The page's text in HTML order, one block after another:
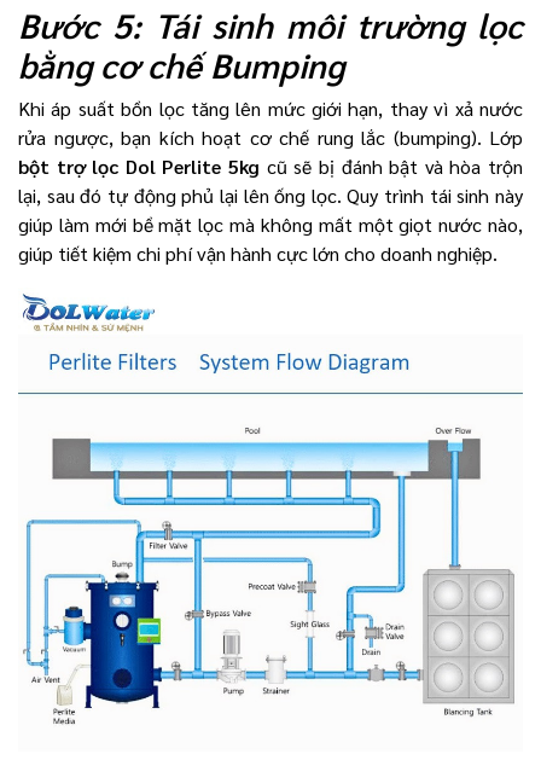
Bước 5: Tái sinh môi trường lọc
bằng cơ chế Bumping
Khi áp suất bồn lọc tăng lên mức giới hạn, thay vì xả nước
rửa ngược, bạn kích hoạt cơ chế rung lắc (bumping). Lớp
bột trợ lọc Dol Perlite 5kg cũ sẽ bị đánh bật và hòa trộn
lại, sau đó tự động phủ lại lên ống lọc. Quy trình tái sinh này
giúp làm mới bề mặt lọc mà không mất một giọt nước nào,
giúp tiết kiệm chi phí vận hành cực lớn cho doanh nghiệp.